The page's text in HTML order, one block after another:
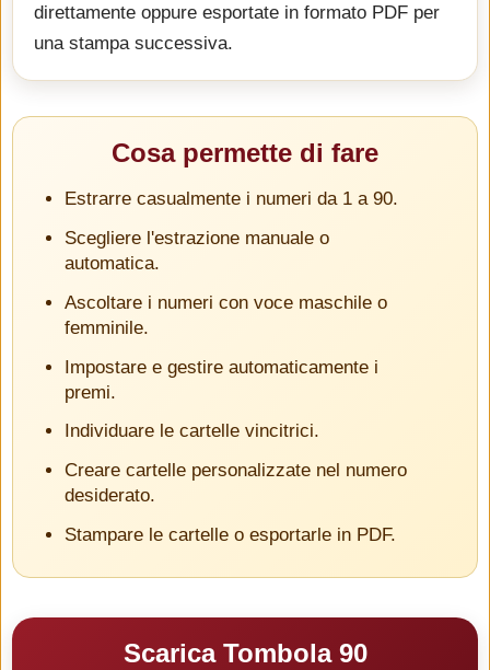
direttamente oppure esportate in formato PDF per
una stampa successiva.
Cosa permette di fare
Estrarre casualmente i numeri da 1 a 90.
Scegliere l'estrazione manuale o
automatica.
Ascoltare i numeri con voce maschile o
femminile.
Impostare e gestire automaticamente i
premi.
Individuare le cartelle vincitrici.
Creare cartelle personalizzate nel numero
desiderato.
Stampare le cartelle o esportarle in PDF.
Scarica Tombola 90